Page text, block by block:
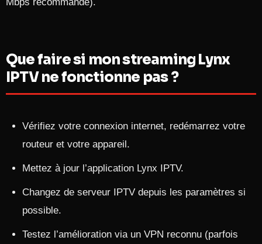
Que faire si mon streaming Lynx
IPTV ne fonctionne pas ?
Vérifiez votre connexion internet, redémarrez votre
routeur et votre appareil.​
Mettez à jour l’application Lynx IPTV.
Changez de serveur IPTV depuis les paramètres si
possible.
Testez l’amélioration via un VPN reconnu (parfois